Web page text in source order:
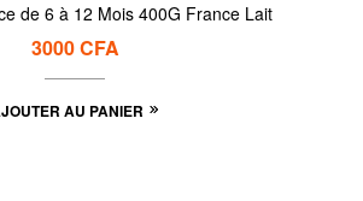
de 6 à 12 Mois 400G France Lait
3000CFA
AU PANIER